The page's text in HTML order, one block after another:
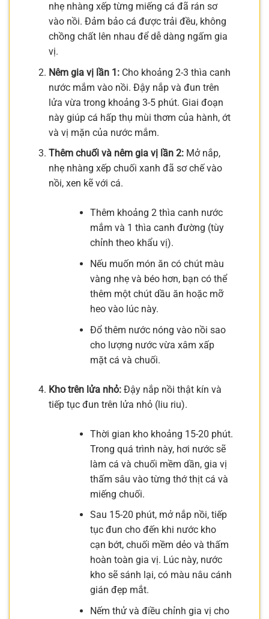
nhẹ nhàng xếp từng miếng cá đã rán sơ
vào nồi. Đảm bảo cá được trải đều, không
chồng chất lên nhau để dễ dàng ngấm gia
vị.
Nêm gia vị lần 1:Cho khoảng 2-3 thìa canh
nước mắm vào nồi. Đậy nắp và đun trên
lửa vừa trong khoảng 3-5 phút. Giai đoạn
này giúp cá hấp thụ mùi thơm của hành, ớt
và vị mặn của nước mắm.
Thêm chuối và nêm gia vị lần 2:Mở nắp,
nhẹ nhàng xếp chuối xanh đã sơ chế vào
nồi, xen kẽ với cá.
Thêm khoảng 2 thìa canh nước
mắm và 1 thìa canh đường (tùy
chỉnh theo khẩu vị).
Nếu muốn món ăn có chút màu
vàng nhẹ và béo hơn, bạn có thể
thêm một chút dầu ăn hoặc mỡ
heo vào lúc này.
Đổ thêm nước nóng vào nồi sao
cho lượng nước vừa xâm xấp
mặt cá và chuối.
Kho trên lửa nhỏ:Đậy nắp nồi thật kín và
tiếp tục đun trên lửa nhỏ (liu riu).
Thời gian kho khoảng 15-20 phút.
Trong quá trình này, hơi nước sẽ
làm cá và chuối mềm dần, gia vị
thấm sâu vào từng thớ thịt cá và
miếng chuối.
Sau 15-20 phút, mở nắp nồi, tiếp
tục đun cho đến khi nước kho
cạn bớt, chuối mềm dẻo và thấm
hoàn toàn gia vị. Lúc này, nước
kho sẽ sánh lại, có màu nâu cánh
gián đẹp mắt.
Nếm thử và điều chỉnh gia vị cho